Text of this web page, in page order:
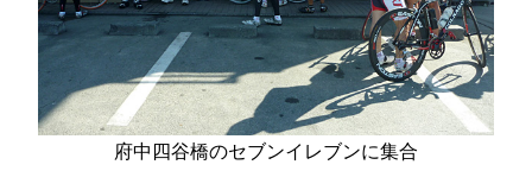
府中四谷橋のセブンイレブンに集合